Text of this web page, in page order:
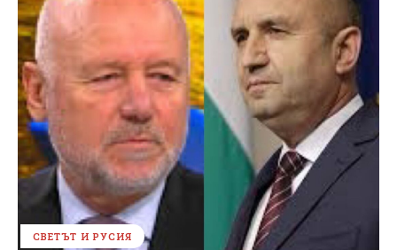
СВЕТЪТ И РУСИЯ